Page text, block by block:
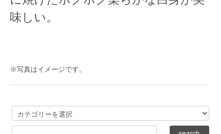
味しい。
※写真はイメージです。